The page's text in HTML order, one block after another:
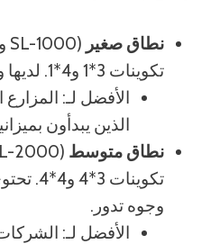
نطاق صغير
تكوينات 3*1 و4*1. لديها وجه تشكيل واحد.
الأفضل لـ: المزارع
الذين يبدأون
نطاق متوسط
وجوه تدور.
الأفضل لـ: